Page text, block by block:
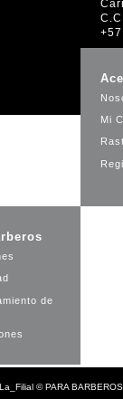
Mi
de
La_Filial ©PARA